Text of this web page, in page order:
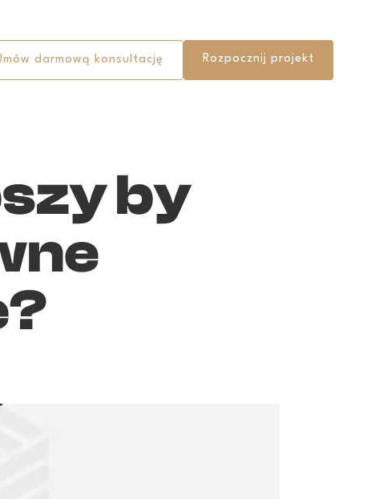
darmową konsultację Rozpocznij projekt
by